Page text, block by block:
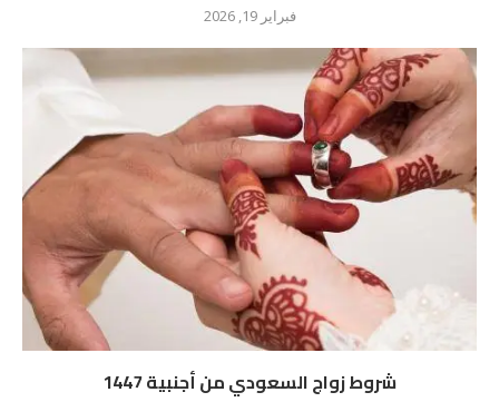
فبراير 19, 2026
شروط زواج السعودي من أجنبية 1447